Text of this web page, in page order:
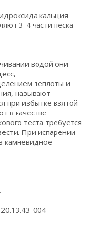
кальция
3-4 части песка
водой они
теплоты и
называют
при избытке взятой
в качестве
теста требуется
При испарении
камневидное
004-